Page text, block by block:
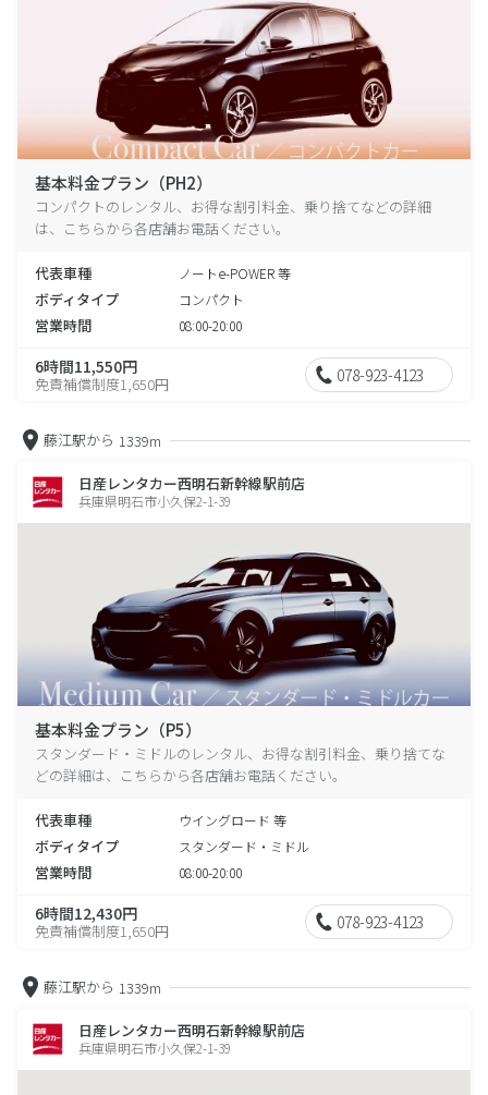
基本料金プラン（PH2）
コンパクトのレンタル、お得な割引料金、乗り捨てなどの詳細
は、こちらから各店舗お電話ください。
代表車種 ノートe-POWER 等
ボディタイプ コンパクト
営業時間 08:00-20:00
6時間11,550円
免責補償制度1,650円 078-923-4123
藤江駅から 1339m
日産レンタカー西明石新幹線駅前店
兵庫県明石市小久保2-1-39
基本料金プラン（P5）
スタンダード・ミドルのレンタル、お得な割引料金、乗り捨てな
どの詳細は、こちらから各店舗お電話ください。
代表車種 ウイングロード 等
ボディタイプ スタンダード・ミドル
営業時間 08:00-20:00
6時間12,430円
免責補償制度1,650円 078-923-4123
藤江駅から 1339m
日産レンタカー西明石新幹線駅前店
兵庫県明石市小久保2-1-39